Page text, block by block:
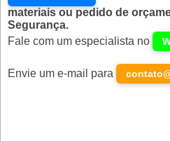
materiais ou pedido de
Segurança.
Fale com um especialista no
Envie um e-mail para